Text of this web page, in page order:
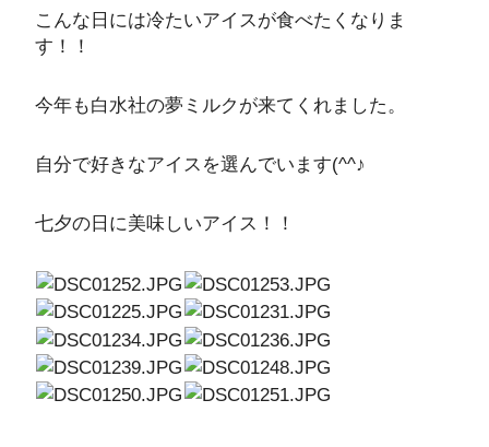
こんな日には冷たいアイスが食べたくなりま
す！！
今年も白水社の夢ミルクが来てくれました。
自分で好きなアイスを選んでいます(^^♪
七夕の日に美味しいアイス！！